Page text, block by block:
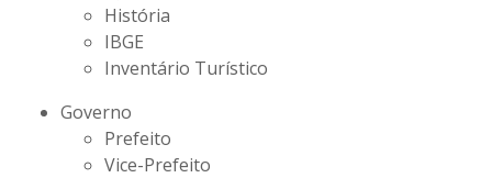
História
IBGE
Inventário Turístico
Governo
Prefeito
Vice-Prefeito